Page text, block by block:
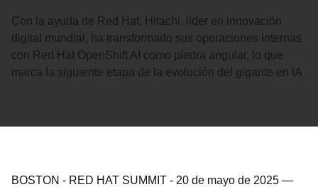
Con la ayuda de Red Hat, Hitachi, líder en innovación
digital mundial, ha transformado sus operaciones internas
con Red Hat OpenShift AI como piedra angular, lo que
marca la siguiente etapa de la evolución del gigante en IA
BOSTON - RED HAT SUMMIT - 20 de mayo de 2025 —